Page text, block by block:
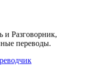
и Разговорник,
переводы.